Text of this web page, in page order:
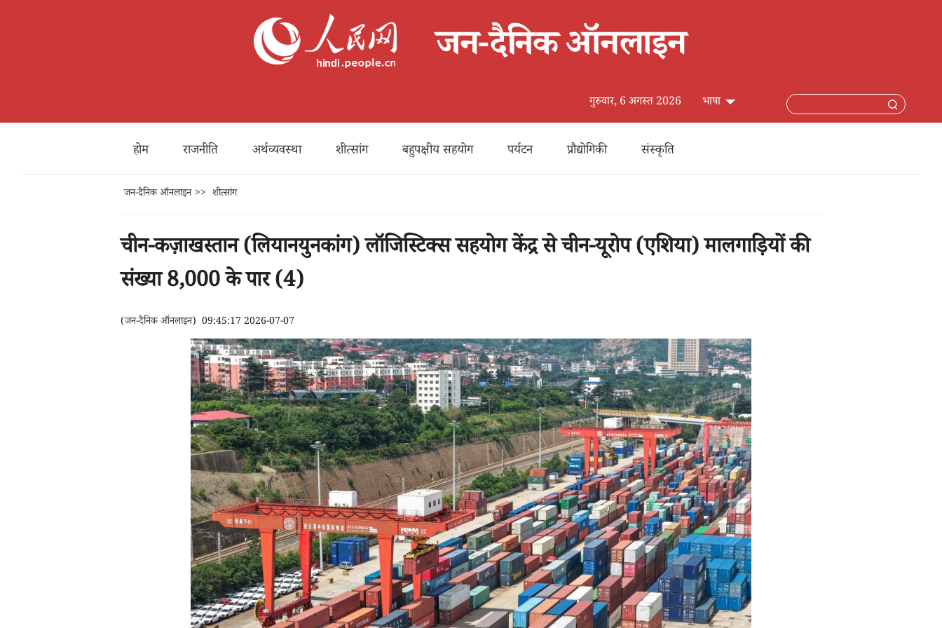
भाषा
Français
عربي
한국어
Deutsch
Português
Kiswahili
Italiano
Қазақ тілі
ภาษาไทย
Bahasa Melayu
गुरुवार, 6 अगस्त 2026
होम राजनीति अर्थव्यवस्था शीत्सांग बहुपक्षीय सहयोग पर्यटन प्रौद्योगिकी संस्कृति
जन-दैनिक ऑनलाइन >> शीत्सांग
चीन-कज़ाखस्तान (लियानयुनकांग) लॉजिस्टिक्स सहयोग केंद्र से चीन-यूरोप (एशिया) मालगाड़ियों की
संख्या 8,000 के पार (4)
(जन-दैनिक ऑनलाइन) 09:45:17 2026-07-07